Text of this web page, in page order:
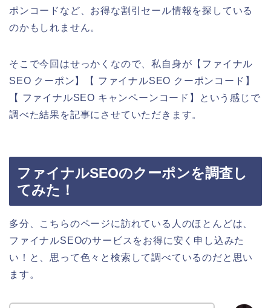
ポンコードなど、お得な割引セール情報を探している
のかもしれません。
そこで今回はせっかくなので、私自身が【ファイナル
SEO クーポン】【 ファイナルSEO クーポンコード】
【 ファイナルSEO キャンペーンコード】という感じで
調べた結果を記事にさせていただきます。
ファイナルSEOのクーポンを調査し
てみた！
多分、こちらのページに訪れている人のほとんどは、
ファイナルSEOのサービスをお得に安く申し込みた
い！と、思って色々と検索して調べているのだと思い
ます。